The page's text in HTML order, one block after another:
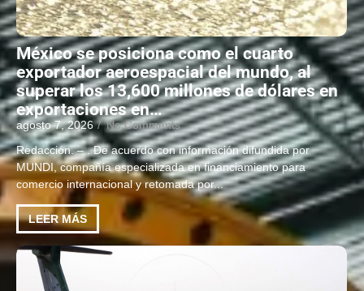
México se posiciona como el cuarto
exportador aeroespacial del mundo, al
superar los 13,600 millones de dólares en
exportaciones en…
agosto 7, 2026 / No Comments
Redacción. – . De acuerdo con información difundida por
MUNDI, compañía especializada en financiamiento para
comercio internacional y retomada por...
LEER MÁS